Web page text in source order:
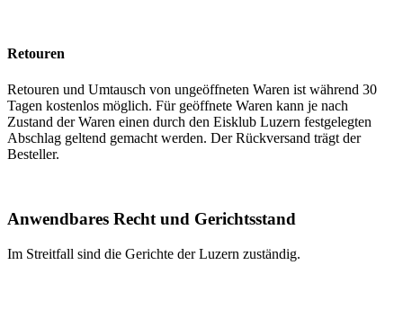
Retouren
Retouren und Umtausch von ungeöffneten Waren ist während 30
Tagen kostenlos möglich. Für geöffnete Waren kann je nach
Zustand der Waren einen durch den Eisklub Luzern festgelegten
Abschlag geltend gemacht werden. Der Rückversand trägt der
Besteller.
Anwendbares Recht und Gerichtsstand
Im Streitfall sind die Gerichte der Luzern zuständig.